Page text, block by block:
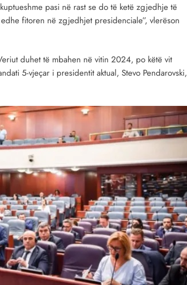
pasi në rast se do të ketë zgjedhje të
fitoren në zgjedhjet presidenciale”, vlerëson
duhet të mbahen në vitin 2024, po këtë vit
5-vjeçar i presidentit aktual, Stevo Pendarovski,